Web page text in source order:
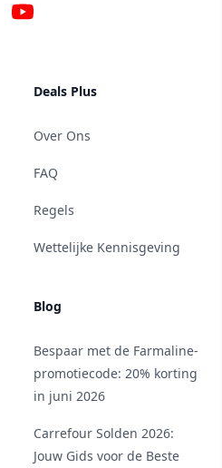
YouTube
Deals Plus
Over Ons
FAQ
Regels
Wettelijke Kennisgeving
Blog
Bespaar met de Farmaline-
promotiecode: 20% korting
in juni 2026
Carrefour Solden 2026:
Jouw Gids voor de Beste